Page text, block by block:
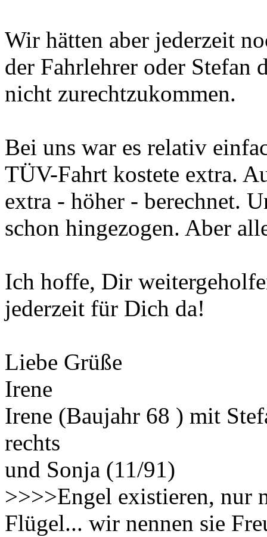
Wir hätten aber jederzeit
der Fahrlehrer oder Stefan
nicht zurechtzukommen.
Bei uns war es relativ
TÜV-Fahrt kostete extra.
extra - höher - berechnet.
schon hingezogen. Aber
Ich hoffe, Dir
jederzeit für Dich da!
Liebe Grüße
Irene
Irene (Baujahr 68 ) mit
rechts
und Sonja (11/91)
>>>>Engel existieren, nur
Flügel... wir nennen sie